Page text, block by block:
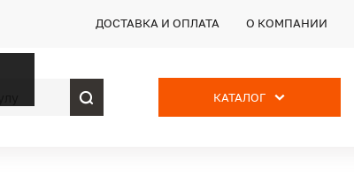
ДОСТАВКА И ОПЛАТА О КОМПАНИИ
КАТАЛОГ